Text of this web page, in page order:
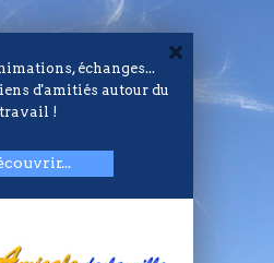
échanges...
d'amitiés autour du
travail !